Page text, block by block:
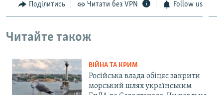
Поділитись Читати без VPN Follow us
Читайте також
ВІЙНА ТА КРИМ
Російська влада обіцяє закрити
морський шлях українським